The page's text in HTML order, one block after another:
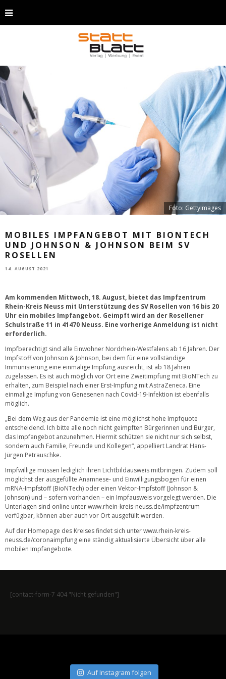
Foto: GettyImages
MOBILES IMPFANGEBOT MIT BIONTECH
UND JOHNSON & JOHNSON BEIM SV
ROSELLEN
14. AUGUST 2021
Am kommenden Mittwoch, 18. August, bietet das Impfzentrum
Rhein-Kreis Neuss mit Unterstützung des SV Rosellen von 16 bis 20
Uhr ein mobiles Impfangebot. Geimpft wird an der Rosellener
Schulstraße 11 in 41470 Neuss. Eine vorherige Anmeldung ist nicht
erforderlich.
Impfberechtigt sind alle Einwohner Nordrhein-Westfalens ab 16 Jahren. Der
Impfstoff von Johnson & Johnson, bei dem für eine vollständige
Immunisierung eine einmalige Impfung ausreicht, ist ab 18 Jahren
zugelassen. Es ist auch möglich vor Ort eine Zweitimpfung mit BioNTech zu
erhalten, zum Beispiel nach einer Erst-Impfung mit AstraZeneca. Eine
einmalige Impfung von Genesenen nach Covid-19-Infektion ist ebenfalls
möglich.
„Bei dem Weg aus der Pandemie ist eine möglichst hohe Impfquote
entscheidend. Ich bitte alle noch nicht geimpften Bürgerinnen und Bürger,
das Impfangebot anzunehmen. Hiermit schützen sie nicht nur sich selbst,
sondern auch Familie, Freunde und Kollegen“, appelliert Landrat Hans-
Jürgen Petrauschke.
Impfwillige müssen lediglich ihren Lichtbildausweis mitbringen. Zudem soll
möglichst der ausgefüllte Anamnese- und Einwilligungsbogen für einen
mRNA-Impfstoff (BioNTech) oder einen Vektor-Impfstoff (Johnson &
Johnson) und – sofern vorhanden – ein Impfausweis vorgelegt werden. Die
Unterlagen sind online unterwww.rhein-kreis-neuss.de/impfzentrum
verfügbar, können aber auch vor Ort ausgefüllt werden.
Auf der Homepage des Kreises findet sich unterwww.rhein-kreis-
neuss.de/coronaimpfung eine ständig aktualisierte Übersicht über alle
mobilen Impfangebote.
[contact-form-7 404 "Nicht gefunden"]
Auf Instagram folgen